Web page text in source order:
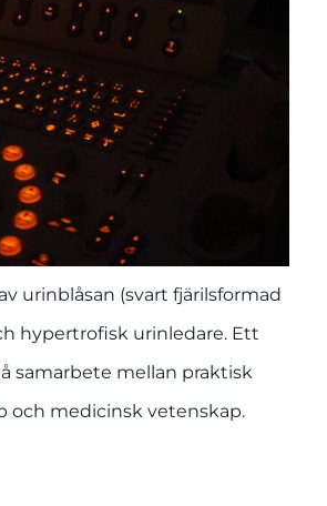
urinblåsan (svart fjärilsformad
hypertrofisk urinledare. Ett
samarbete mellan praktisk
och medicinsk vetenskap.